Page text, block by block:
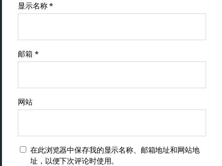
显示名称*
邮箱 *
网站
在此浏览器中保存我的显示名称、邮箱地址和网站地
址，以便下次评论时使用。